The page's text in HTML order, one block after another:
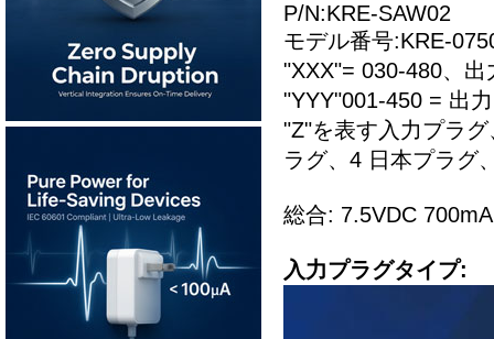
P/N:KRE-SAW02
モデル番号:KRE-
"XXX"= 030-480、
"YYY"001-450 = 出
"Z"を表す入力プラ
ラグ、4 日本プラグ
総合: 7.5VDC
入力プラグタイプ: